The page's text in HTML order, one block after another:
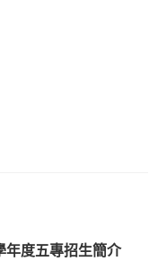
年度五專招生簡介